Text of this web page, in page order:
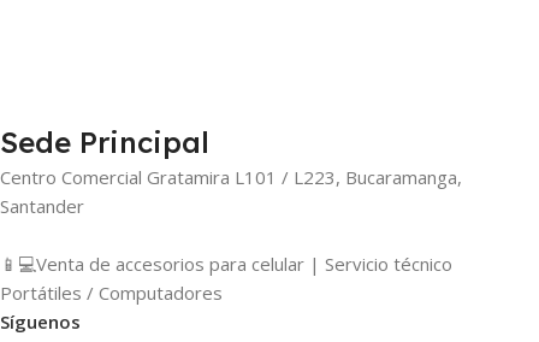
Sede Principal
Centro Comercial Gratamira L101 / L223, Bucaramanga,
Santander
📱💻Venta de accesorios para celular | Servicio técnico
Portátiles / Computadores
Síguenos